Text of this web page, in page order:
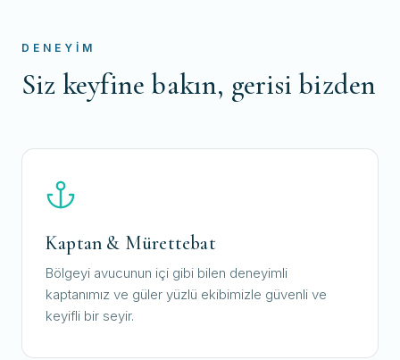
DENEYIM
Siz keyfine bakın, gerisi bizden
Kaptan & Mürettebat
Bölgeyi avucunun içi gibi bilen deneyimli
kaptanımız ve güler yüzlü ekibimizle güvenli ve
keyifli bir seyir.